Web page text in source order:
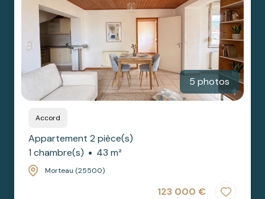
SAONE
BIENS
PRESTIGE
cherchez
un bien ?
partenaires
nous
contacter
5 photos
Accord
Appartement 2 pièce(s)
1 chambre(s)
43 m²
Morteau (25500)
123 000 €